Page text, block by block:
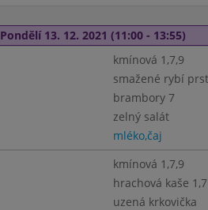
Pondělí 13. 12. 2021 (11:00 - 13:55)
kmínová 1,7,9
smažené rybí
brambory 7
zelný salát
mléko,čaj
kmínová 1,7,9
hrachová kaše 1,7
uzená krkovička